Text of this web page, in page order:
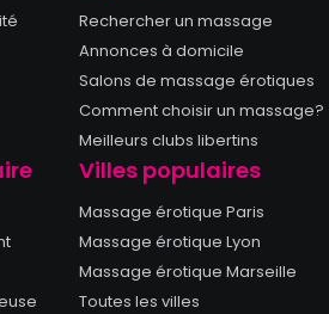
Rechercher un massage
Annonces à domicile
Salons de massage érotiques
Comment choisir un massage?
Meilleurs clubs libertins
Villes populaires
Massage érotique Paris
Massage érotique Lyon
Massage érotique Marseille
Toutes les villes